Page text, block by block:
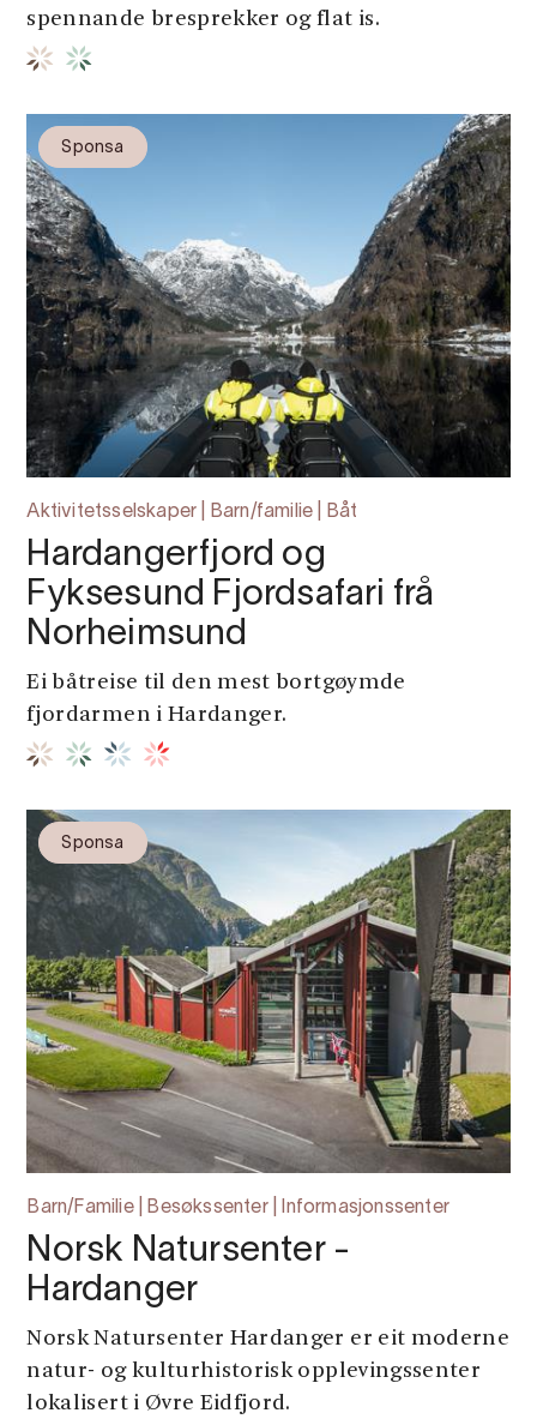
spennande bresprekker og flat is.
Sponsa
Aktivitetsselskaper | Barn/familie | Båt
Hardangerfjord og
Fyksesund Fjordsafari frå
Norheimsund
Ei båtreise til den mest bortgøymde
fjordarmen i Hardanger.
Sponsa
Barn/Familie | Besøkssenter | Informasjonssenter
Norsk Natursenter -
Hardanger
Norsk Natursenter Hardanger er eit moderne
natur- og kulturhistorisk opplevingssenter
lokalisert i Øvre Eidfjord.